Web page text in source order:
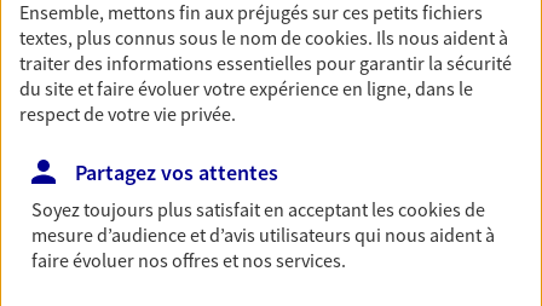
Découvrir les offres Épargne
Retraite
votre vie avec les conseils d'un expert. Découvrez
notre solution PER (Plan Epargne Retraite)
spécialement conçue pour la retraite.
Découvrir l'offre Retraite
Ensemble, mettons fin aux préjugés sur ces petits fichiers
textes, plus connus sous le nom decookies. Ils nous aident à
traiter des informations essentielles pour garantir la sécurité
du site et faire évoluer votre expérience en ligne, dans le
respect de votre vie privée.
Partagez vos attentes
Soyez toujours plus satisfait en acceptant lescookiesde
mesure d’audience et d’avis utilisateurs qui nous aident à
faire évoluer nos offres et nos services.